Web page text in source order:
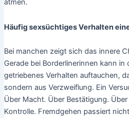
atmen.
Häufig sexsüchtiges Verhalten
Bei manchen zeigt sich das innere
Gerade bei Borderlinerinnen kann in
getriebenes Verhalten auftauchen,
sondern aus Verzweiflung. Ein
Über Macht. Über Bestätigung.
Kontrolle. Fremdgehen passiert